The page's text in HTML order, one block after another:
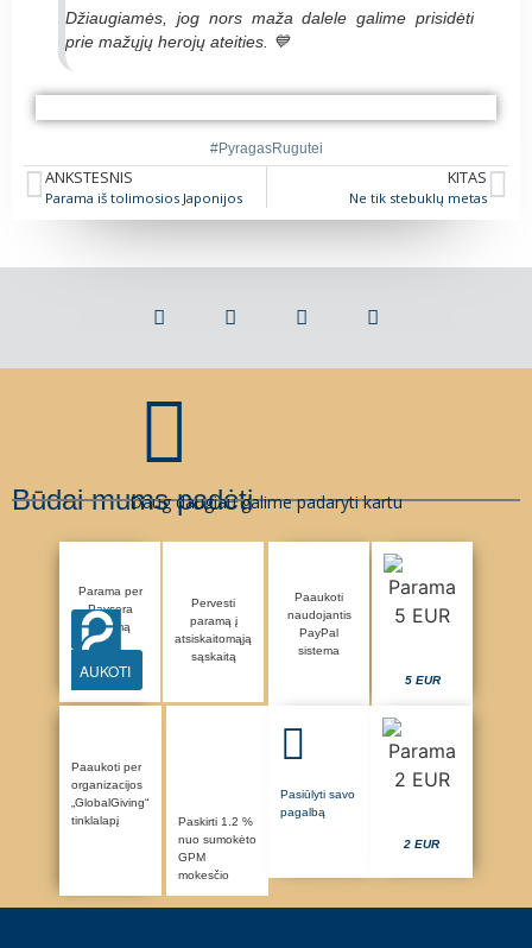
Džiaugiamės, jog nors maža dalele galime prisidėti
prie mažųjų herojų ateities. 💙
#PyragasRugutei UAB „Caverion Lietuva“
#PyragasRugutei UAB „Caverion Lietuva“
#PyragasRugutei UAB „Caverion Lietuva“
#PyragasRugutei UAB „Caverion Lietuva“
#PyragasRugutei
ANKSTESNIS
Parama iš tolimosios Japonijos
KITAS
Ne tik stebuklų metas
Būdai mums padėti
Daug daugiau galime padaryti kartu
Parama per
Paysera
sistemą
AUKOTI
Pervesti
paramą į
atsiskaitomąją
sąskaitą
Paaukoti
naudojantis
PayPal
sistema
5 EUR
Paaukoti per
organizacijos
„GlobalGiving“
tinklalapį
Paskirti 1.2 %
nuo sumokėto
GPM
mokesčio
Pasiūlyti savo
pagalbą
2 EUR